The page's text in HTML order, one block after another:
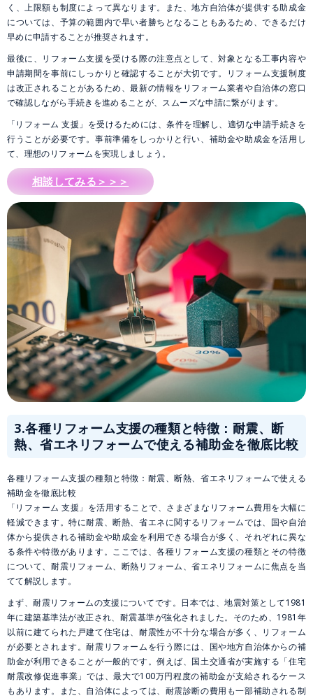
く、上限額も制度によって異なります。また、地方自治体が提供する助成金
については、予算の範囲内で早い者勝ちとなることもあるため、できるだけ
早めに申請することが推奨されます。
最後に、リフォーム支援を受ける際の注意点として、対象となる工事内容や
申請期間を事前にしっかりと確認することが大切です。リフォーム支援制度
は改正されることがあるため、最新の情報をリフォーム業者や自治体の窓口
で確認しながら手続きを進めることが、スムーズな申請に繋がります。
「リフォーム 支援」を受けるためには、条件を理解し、適切な申請手続きを
行うことが必要です。事前準備をしっかりと行い、補助金や助成金を活用し
て、理想のリフォームを実現しましょう。
相談してみる＞＞＞
3.各種リフォーム支援の種類と特徴：耐震、断
熱、省エネリフォームで使える補助金を徹底比較
各種リフォーム支援の種類と特徴：耐震、断熱、省エネリフォームで使える
補助金を徹底比較
「リフォーム 支援」を活用することで、さまざまなリフォーム費用を大幅に
軽減できます。特に耐震、断熱、省エネに関するリフォームでは、国や自治
体から提供される補助金や助成金を利用できる場合が多く、それぞれに異な
る条件や特徴があります。ここでは、各種リフォーム支援の種類とその特徴
について、耐震リフォーム、断熱リフォーム、省エネリフォームに焦点を当
てて解説します。
まず、耐震リフォームの支援についてです。日本では、地震対策として1981
年に建築基準法が改正され、耐震基準が強化されました。そのため、1981年
以前に建てられた戸建て住宅は、耐震性が不十分な場合が多く、リフォーム
が必要とされます。耐震リフォームを行う際には、国や地方自治体からの補
助金が利用できることが一般的です。例えば、国土交通省が実施する「住宅
耐震改修促進事業」では、最大で100万円程度の補助金が支給されるケース
もあります。また、自治体によっては、耐震診断の費用も一部補助される制